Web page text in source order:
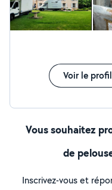
Voir le profil
Vous souhaitez
de
Inscrivez-vous et